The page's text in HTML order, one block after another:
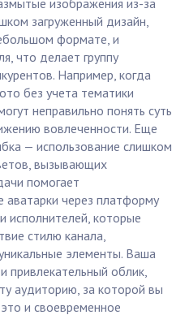
изображения из-за
загруженный дизайн,
формате, и
что делает группу
Например, когда
без учета тематики
неправильно понять суть
вовлеченности. Еще
— использование слишком
вызывающих
помогает
аватарки через платформу
исполнителей, которые
стилю канала,
элементы. Ваша
привлекательный облик,
аудиторию, за которой вы
и своевременное